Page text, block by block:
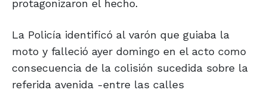
protagonizaron el hecho.
La Policía identificó al varón que guiaba la
moto y falleció ayer domingo en el acto como
consecuencia de la colisión sucedida sobre la
referida avenida -entre las calles